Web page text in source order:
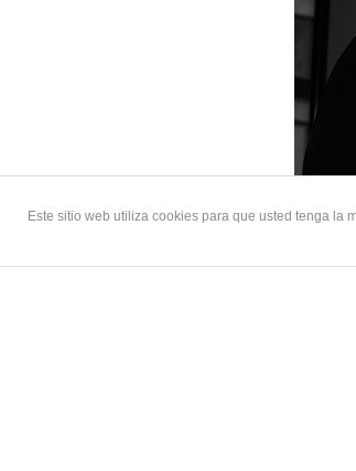
Este sitio web utiliza cookies para que usted tenga